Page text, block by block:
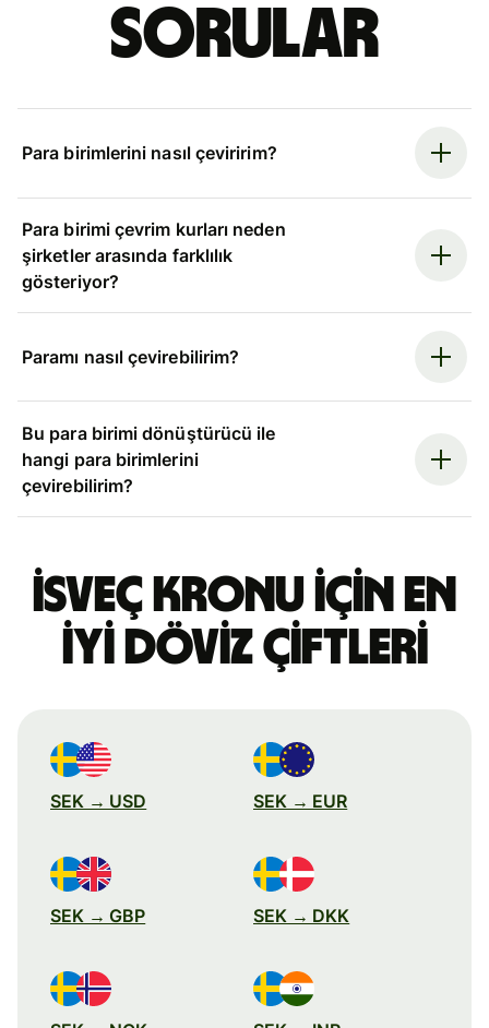
sorular
Para birimlerini nasıl çeviririm?
Para birimi çevrim kurları neden
şirketler arasında farklılık
gösteriyor?
Paramı nasıl çevirebilirim?
Bu para birimi dönüştürücü ile
hangi para birimlerini
çevirebilirim?
İsveç kronu için en
iyi döviz çiftleri
SEK → USD SEK → EUR
SEK → GBP SEK → DKK